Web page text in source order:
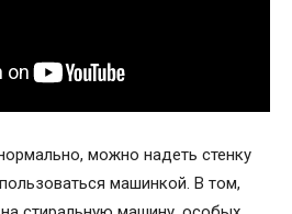
можно надеть стенку
машинкой. В том,